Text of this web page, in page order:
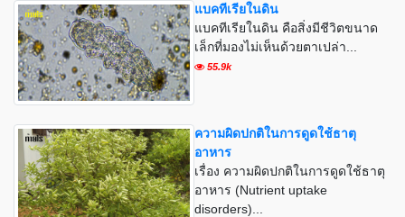
แบคทีเรียในดิน
แบคทีเรียในดิน คือสิ่งมีชีวิตขนาด
เล็กที่มองไม่เห็นด้วยตาเปล่า...
55.9k
ความผิดปกติในการดูดใช้ธาตุ
อาหาร
เรื่อง ความผิดปกติในการดูดใช้ธาตุ
อาหาร (Nutrient uptake
disorders)...